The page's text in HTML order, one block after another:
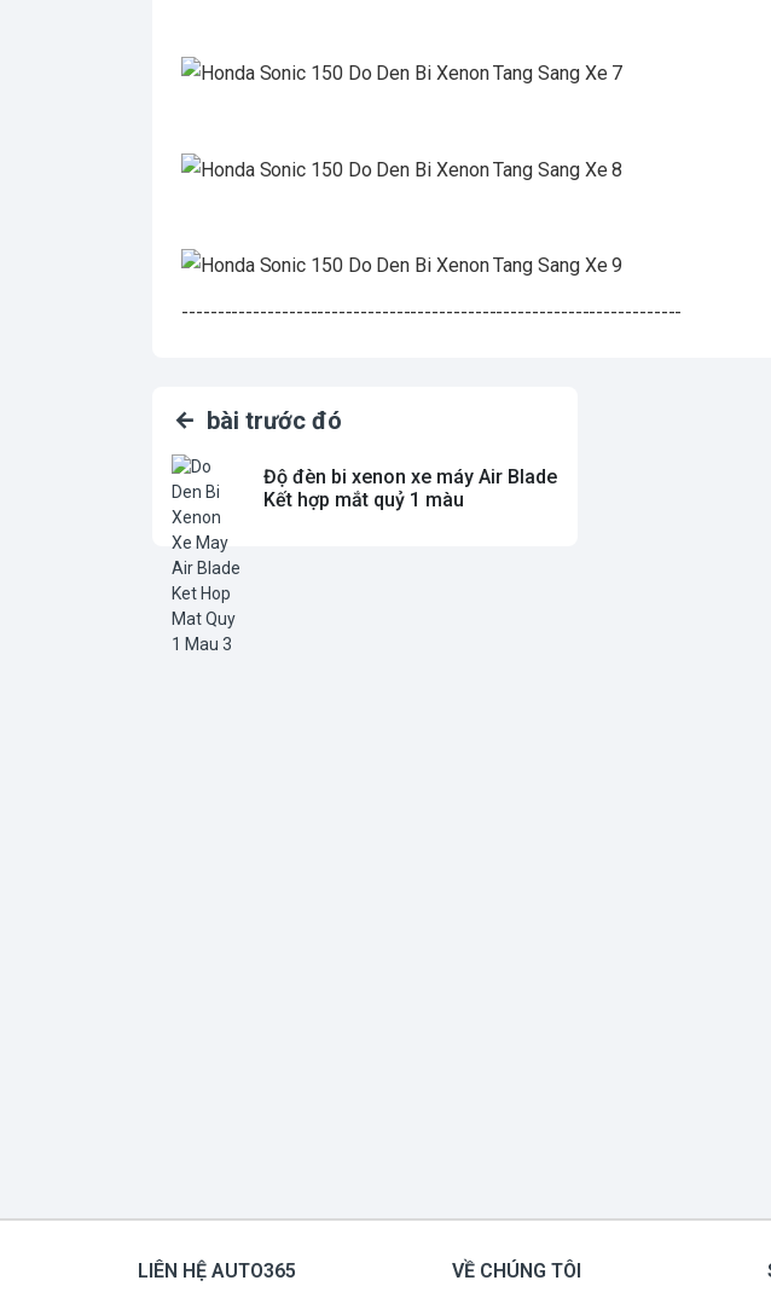
----------------------------------------------------------------------
bài trước đó
Độ đèn bi xenon xe máy Air Blade
Kết hợp mắt quỷ 1 màu
LIÊN HỆ AUTO365 VỀ CHÚNG TÔI